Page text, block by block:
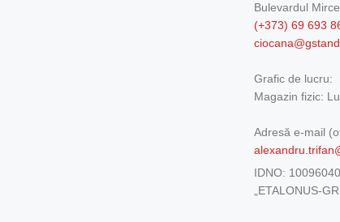
Bulevardul
(+373) 69 693
Grafic de lucru:
Magazin fizic:
Adresă e-mail
IDNO:
„ETALONUS-